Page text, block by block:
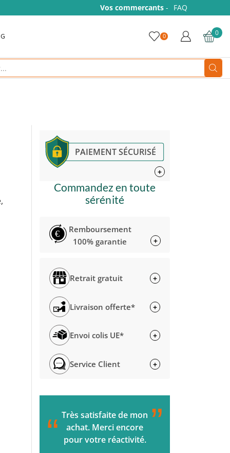
Vos commercants- FAQ
0 0
PAIEMENT SÉCURISÉ
+
Commandez en toute
sérénité
€
Remboursement
100% garantie
+
Retrait gratuit +
Livraison offerte* +
Envoi colis UE* +
Service Client +
“
C'était parfait de la
commande à la
livraison. Je
recommande !
”